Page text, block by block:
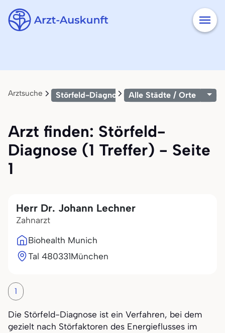
Arztsuche Störfeld-Diagnose Alle Städte / Orte
Arzt finden: Störfeld-
Diagnose (1 Treffer) - Seite
1
Herr Dr. Johann Lechner
Zahnarzt
Biohealth Munich
Tal 480331München
1
Die Störfeld-Diagnose ist ein Verfahren, bei dem
gezielt nach Störfaktoren des Energieflusses im